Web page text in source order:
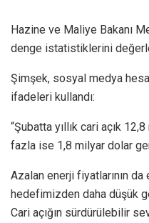
Hazine ve Maliye Bakanı
denge istatistiklerini
Şimşek, sosyal medya
ifadeleri kullandı:
“Şubatta yıllık cari açık
fazla ise 1,8 milyar dolar
Azalan enerji fiyatlarının da
hedefimizden daha düşük
Cari açığın sürdürülebilir